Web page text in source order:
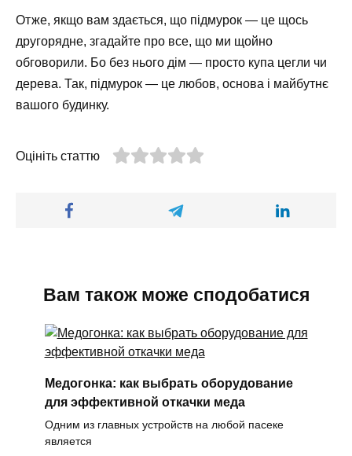
Отже, якщо вам здається, що підмурок — це щось
другорядне, згадайте про все, що ми щойно
обговорили. Бо без нього дім — просто купа цегли чи
дерева. Так, підмурок — це любов, основа і майбутнє
вашого будинку.
Оцініть статтю
Вам також може сподобатися
Медогонка: как выбрать оборудование
для эффективной откачки меда
Одним из главных устройств на любой пасеке
является